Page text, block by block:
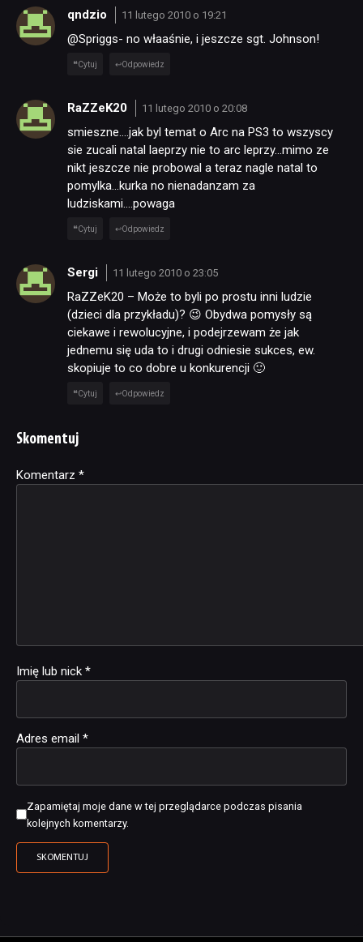
qndzio 11 lutego 2010 o 19:21
@Spriggs- no właaśnie, i jeszcze sgt. Johnson!
Cytuj Odpowiedz
RaZZeK20 11 lutego 2010 o 20:08
smieszne….jak byl temat o Arc na PS3 to wszyscy
sie zucali natal laeprzy nie to arc leprzy…mimo ze
nikt jeszcze nie probowal a teraz nagle natal to
pomylka…kurka no nienadanzam za
ludziskami….powaga
Cytuj Odpowiedz
Sergi 11 lutego 2010 o 23:05
RaZZeK20 – Może to byli po prostu inni ludzie
(dzieci dla przykładu)? 😉 Obydwa pomysły są
ciekawe i rewolucyjne, i podejrzewam że jak
jednemu się uda to i drugi odniesie sukces, ew.
skopiuje to co dobre u konkurencji 🙂
Cytuj Odpowiedz
Skomentuj
Komentarz *
Imię lub nick *
Adres email *
Zapamiętaj moje dane w tej przeglądarce podczas pisania
kolejnych komentarzy.
Alternative: